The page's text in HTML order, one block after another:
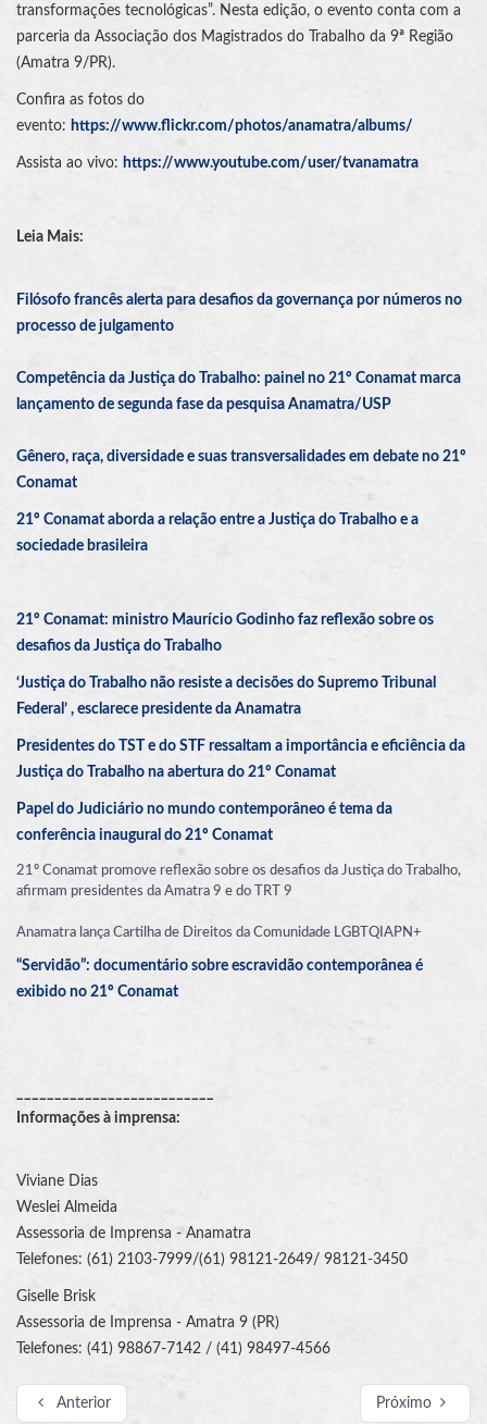
transformações tecnológicas”. Nesta edição, o evento conta com a
parceria da Associação dos Magistrados do Trabalho da 9ª Região
(Amatra 9/PR).
Confira as fotos do
evento: https://www.flickr.com/photos/anamatra/albums/
Assista ao vivo: https://www.youtube.com/user/tvanamatra
Leia Mais:
Filósofo francês alerta para desafios da governança por números no
processo de julgamento
Competência da Justiça do Trabalho: painel no 21º Conamat marca
lançamento de segunda fase da pesquisa Anamatra/USP
Gênero, raça, diversidade e suas transversalidades em debate no 21º
Conamat
21º Conamat aborda a relação entre a Justiça do Trabalho e a
sociedade brasileira
21º Conamat: ministro Maurício Godinho faz reflexão sobre os
desafios da Justiça do Trabalho
‘Justiça do Trabalho não resiste a decisões do Supremo Tribunal
Federal’ , esclarece presidente da Anamatra
Presidentes do TST e do STF ressaltam a importância e eficiência da
Justiça do Trabalho na abertura do 21º Conamat
Papel do Judiciário no mundo contemporâneo é tema da
conferência inaugural do 21º Conamat
21º Conamat promove reflexão sobre os desafios da Justiça do Trabalho,
afirmam presidentes da Amatra 9 e do TRT 9
Anamatra lança Cartilha de Direitos da Comunidade LGBTQIAPN+
“Servidão”: documentário sobre escravidão contemporânea é
exibido no 21º Conamat
Informações à imprensa:
Viviane Dias
Weslei Almeida
Assessoria de Imprensa - Anamatra
Telefones: (61) 2103-7999/(61) 98121-2649/ 98121-3450
Giselle Brisk
Assessoria de Imprensa - Amatra 9 (PR)
Telefones: (41) 98867-7142 / (41) 98497-4566
Anterior Próximo